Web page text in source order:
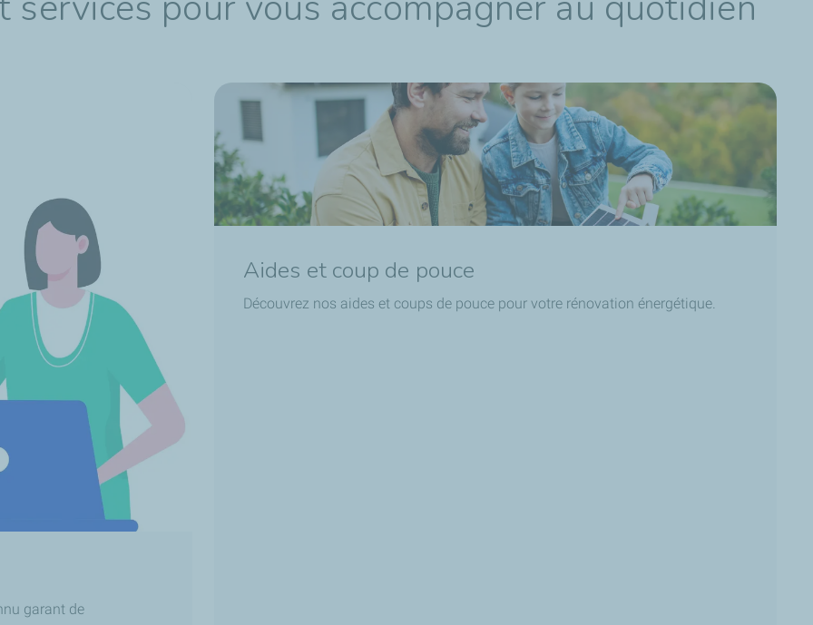
garant de
Aides et coup de pouce
Découvrez nos aides et coups de pouce pour votre rénovation énergétique.